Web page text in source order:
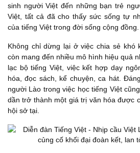
sinh người Việt đến những bạn trẻ
Việt, tất cả đã cho thấy sức sống tự
của tiếng Việt trong đời sống cộng đồng.
Không chỉ dừng lại ở việc chia sẻ khó
còn mang đến nhiều mô hình hiệu quả
lạc bộ tiếng Việt, việc kết hợp dạy
hóa, đọc sách, kể chuyện, ca hát.
người Lào trong việc học tiếng Việt
dần trở thành một giá trị văn hóa được
hội sở tại.